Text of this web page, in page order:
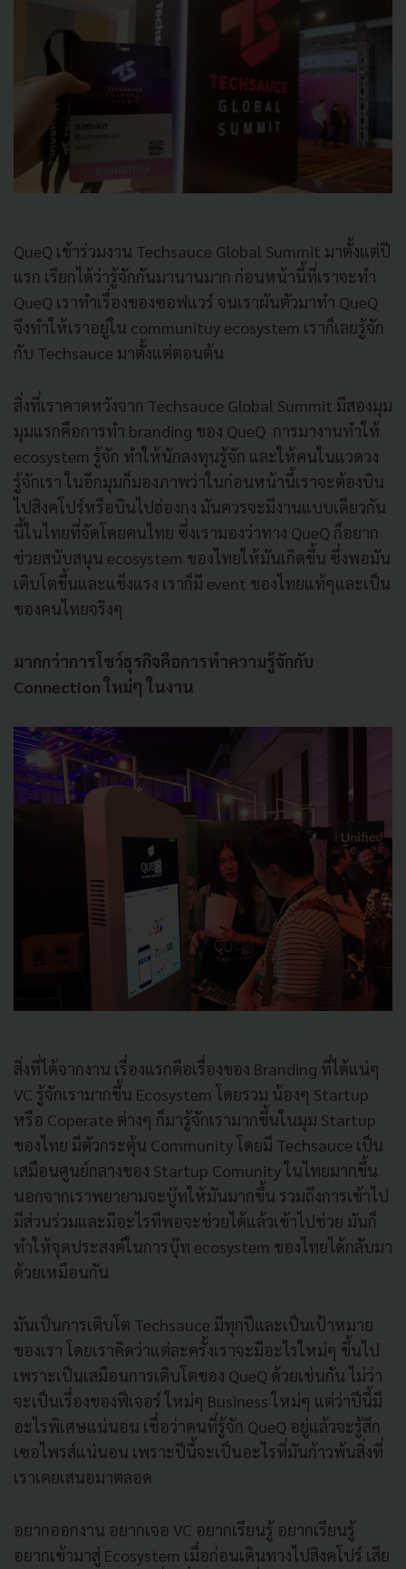
QueQ เข้าร่วมงาน Techsauce Global Summit มาตั้งแต่ปี
แรก เรียกได้ว่ารู้จักกันมานานมาก ก่อนหน้านี้ที่เราจะทำ
QueQ เราทำเรื่องของซอฟแวร์ จนเราผันตัวมาทำ QueQ
จึงทำให้เราอยู่ใน communituy ecosystem เราก็เลยรู้จัก
กับ Techsauce มาตั้งแต่ตอนต้น
สิ่งที่เราคาดหวังจาก Techsauce Global Summit มีสองมุม
มุมแรกคือการทำ branding ของ QueQ การมางานทำให้
ecosystem รู้จัก ทำให้นักลงทุนรู้จัก และให้คนในแวดวง
รู้จักเรา ในอีกมุมก็มองภาพว่าในก่อนหน้านี้เราจะต้องบิน
ไปสิงคโปร์หรือบินไปฮ่องกง มันควรจะมีงานแบบเดียวกัน
นี้ในไทยที่จัดโดยคนไทย ซึ่งเรามองว่าทาง QueQ ก็อยาก
ช่วยสนับสนุน ecosystem ของไทยให้มันเกิดขึ้น ซึ่งพอมัน
เติบโตขึ้นและแข็งแรง เราก็มี event ของไทยแท้ๆและเป็น
ของคนไทยจริงๆ
มากกว่าการโชว์ธุรกิจคือการทำความรู้จักกับ
Connection ใหม่ๆ ในงาน
สิ่งที่ได้จากงาน เรื่องแรกคือเรื่องของ Branding ที่ได้แน่ๆ
VC รู้จักเรามากขึ้น Ecosystem โดยรวม น้องๆ Startup
หรือ Coperate ต่างๆ ก็มารู้จักเรามากขึ้นในมุม Startup
ของไทย มีตัวกระตุ้น Community โดยมี Techsauce เป็น
เสมือนศูนย์กลางของ Startup Comunity ในไทยมากขึ้น
นอกจากเราพยายามจะบู๊ทให้มันมากขึ้น รวมถึงการเข้าไป
มีส่วนร่วมและมีอะไรทีพอจะช่วยได้แล้วเข้าไปช่วย มันก็
ทำให้จุดประสงค์ในการบุ๊ท ecosystem ของไทยได้กลับมา
ด้วยเหมือนกัน
มันเป็นการเติบโต Techsauce มีทุกปีและเป็นเป้าหมาย
ของเรา โดยเราคิดว่าแต่ละครั้งเราจะมีอะไรใหม่ๆ ขึ้นไป
เพราะเป็นเสมือนการเติบโตของ QueQ ด้วยเช่นกัน ไม่ว่า
จะเป็นเรื่องของฟีเจอร์ ใหม่ๆ Business ใหม่ๆ แต่ว่าปีนี้มี
อะไรพิเศษแน่นอน เชื่อว่าคนที่รู้จัก QueQ อยู่แล้วจะรู้สึก
เซอไพรส์แน่นอน เพราะปีนี้จะเป็นอะไรที่มันก้าวพ้นสิ่งที่
เราเคยเสนอมาตลอด
อยากออกงาน อยากเจอ VC อยากเรียนรู้ อยากเรียนรู้
อยากเข้ามาสู่ Ecosystem เมื่อก่อนเดินทางไปสิงคโปร์ เสีย